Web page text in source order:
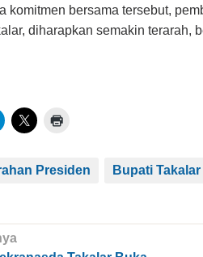
komitmen bersama tersebut,
diharapkan semakin
Presiden Bupati Takalar